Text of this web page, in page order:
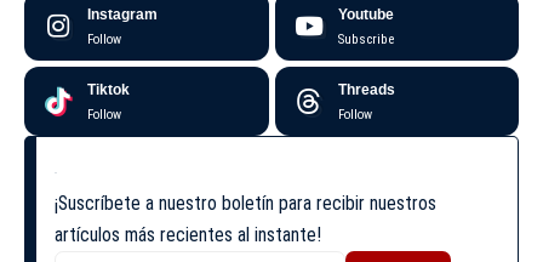
Instagram
Follow
Youtube
Subscribe
Tiktok
Follow
Threads
Follow
¡Suscríbete a nuestro boletín para recibir nuestros
artículos más recientes al instante!